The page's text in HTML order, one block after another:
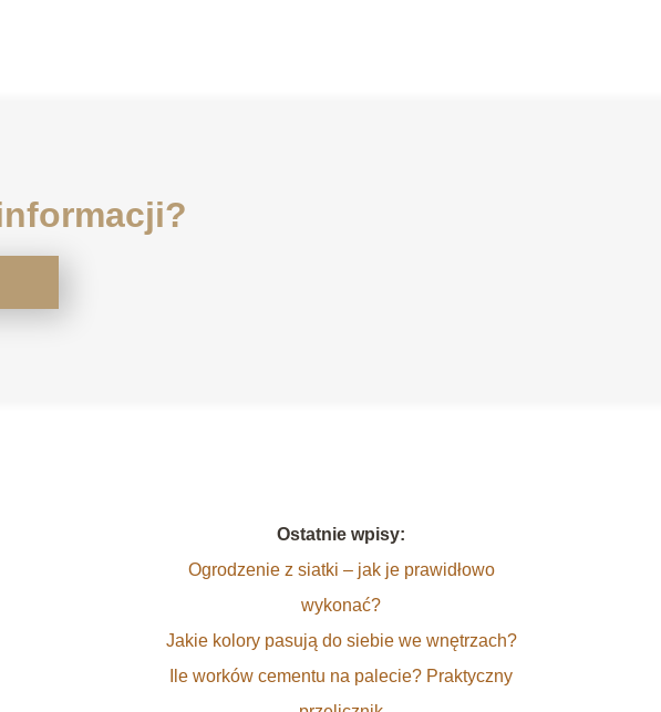
Ostatnie wpisy:
Ogrodzenie z siatki – jak je prawidłowo
wykonać?
Jakie kolory pasują do siebie we wnętrzach?
Ile worków cementu na palecie? Praktyczny